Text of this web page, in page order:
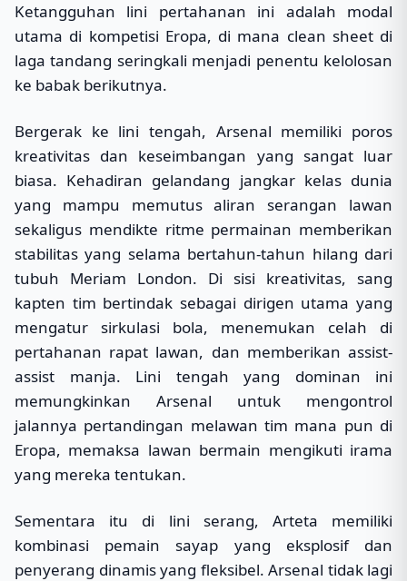
Ketangguhan lini pertahanan ini adalah modal
utama di kompetisi Eropa, di mana clean sheet di
laga tandang seringkali menjadi penentu kelolosan
ke babak berikutnya.
Bergerak ke lini tengah, Arsenal memiliki poros
kreativitas dan keseimbangan yang sangat luar
biasa. Kehadiran gelandang jangkar kelas dunia
yang mampu memutus aliran serangan lawan
sekaligus mendikte ritme permainan memberikan
stabilitas yang selama bertahun-tahun hilang dari
tubuh Meriam London. Di sisi kreativitas, sang
kapten tim bertindak sebagai dirigen utama yang
mengatur sirkulasi bola, menemukan celah di
pertahanan rapat lawan, dan memberikan assist-
assist manja. Lini tengah yang dominan ini
memungkinkan Arsenal untuk mengontrol
jalannya pertandingan melawan tim mana pun di
Eropa, memaksa lawan bermain mengikuti irama
yang mereka tentukan.
Sementara itu di lini serang, Arteta memiliki
kombinasi pemain sayap yang eksplosif dan
penyerang dinamis yang fleksibel. Arsenal tidak lagi